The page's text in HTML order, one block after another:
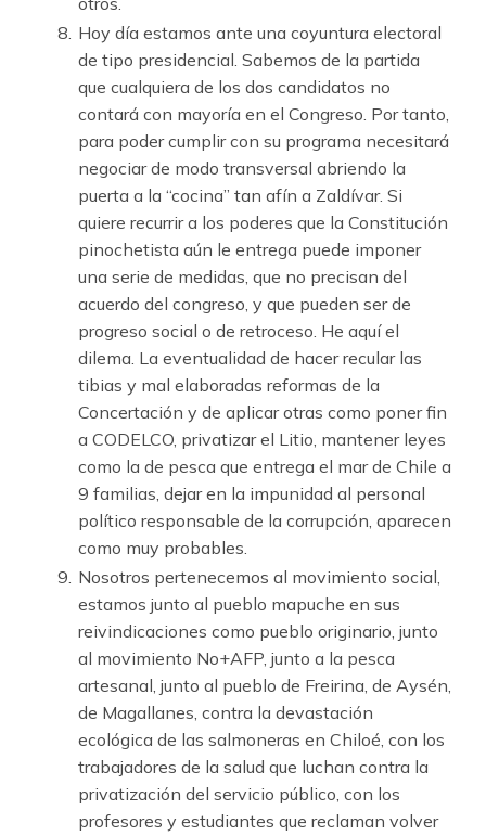
Hoy día estamos ante una coyuntura electoral
de tipo presidencial. Sabemos de la partida
que cualquiera de los dos candidatos no
contará con mayoría en el Congreso. Por tanto,
para poder cumplir con su programa necesitará
negociar de modo transversal abriendo la
puerta a la “cocina” tan afín a Zaldívar. Si
quiere recurrir a los poderes que la Constitución
pinochetista aún le entrega puede imponer
una serie de medidas, que no precisan del
acuerdo del congreso, y que pueden ser de
progreso social o de retroceso. He aquí el
dilema. La eventualidad de hacer recular las
tibias y mal elaboradas reformas de la
Concertación y de aplicar otras como poner fin
a CODELCO, privatizar el Litio, mantener leyes
como la de pesca que entrega el mar de Chile a
9 familias, dejar en la impunidad al personal
político responsable de la corrupción, aparecen
como muy probables.
Nosotros pertenecemos al movimiento social,
estamos junto al pueblo mapuche en sus
reivindicaciones como pueblo originario, junto
al movimiento No+AFP, junto a la pesca
artesanal, junto al pueblo de Freirina, de Aysén,
de Magallanes, contra la devastación
ecológica de las salmoneras en Chiloé, con los
trabajadores de la salud que luchan contra la
privatización del servicio público, con los
profesores y estudiantes que reclaman volver